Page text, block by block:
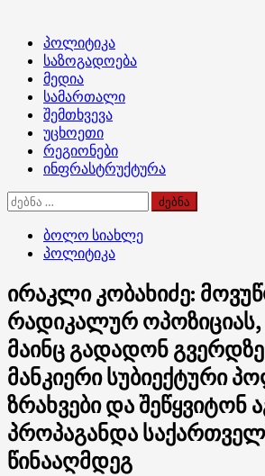
Primary
Menu
პოლიტიკა
საზოგადოება
მედია
სამართალი
შემთხვევა
უცხოეთი
რეგიონები
ინფრასტრუქტურა
ძებნა:
ბოლო სიახლე
პოლიტიკა
ირაკლი კობახიძე:
რადიკალურ
მაინც გადადონ
მანკიერი სუბიექტური
ზრახვები და შეწყვიტონ
პროპაგანდა
წინააღმდეგ